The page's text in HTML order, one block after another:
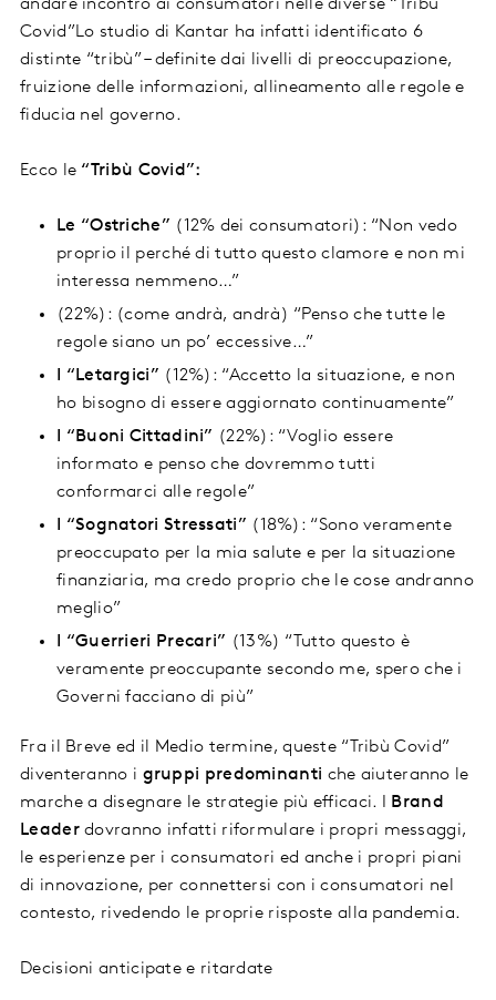
andare incontro ai consumatori nelle diverse “Tribù
Covid”Lo studio di Kantar ha infatti identificato 6
distinte “tribù” – definite dai livelli di preoccupazione,
fruizione delle informazioni, allineamento alle regole e
fiducia nel governo.
Ecco le “Tribù Covid”:
Le “Ostriche” (12% dei consumatori): “Non vedo
proprio il perché di tutto questo clamore e non mi
interessa nemmeno…”
(22%): (come andrà, andrà) “Penso che tutte le
regole siano un po’ eccessive…”
I “Letargici” (12%): “Accetto la situazione, e non
ho bisogno di essere aggiornato continuamente”
I “Buoni Cittadini” (22%): “Voglio essere
informato e penso che dovremmo tutti
conformarci alle regole”
I “Sognatori Stressati” (18%): “Sono veramente
preoccupato per la mia salute e per la situazione
finanziaria, ma credo proprio che le cose andranno
meglio”
I “Guerrieri Precari” (13%) “Tutto questo è
veramente preoccupante secondo me, spero che i
Governi facciano di più”
Fra il Breve ed il Medio termine, queste “Tribù Covid”
diventeranno i gruppi predominanti che aiuteranno le
marche a disegnare le strategie più efficaci. I Brand
Leaderdovranno infatti riformulare i propri messaggi,
le esperienze per i consumatori ed anche i propri piani
di innovazione, per connettersi con i consumatori nel
contesto, rivedendo le proprie risposte alla pandemia.
Decisioni anticipate e ritardate